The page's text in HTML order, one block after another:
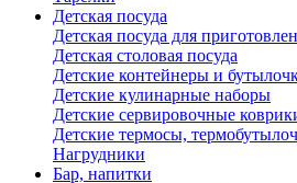
Детская посуда
Детская посуда для
Детская столовая посуда
Детские контейнеры и
Детские кулинарные наборы
Детские сервировочные
Детские термосы,
Нагрудники
Бар, напитки